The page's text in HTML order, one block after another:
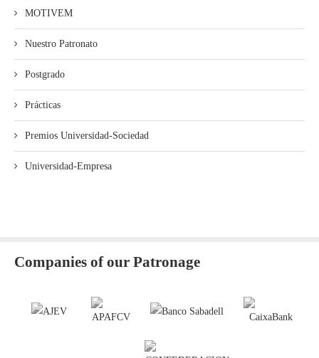
MOTIVEM
Nuestro Patronato
Postgrado
Prácticas
Premios Universidad-Sociedad
Universidad-Empresa
Companies of our Patronage